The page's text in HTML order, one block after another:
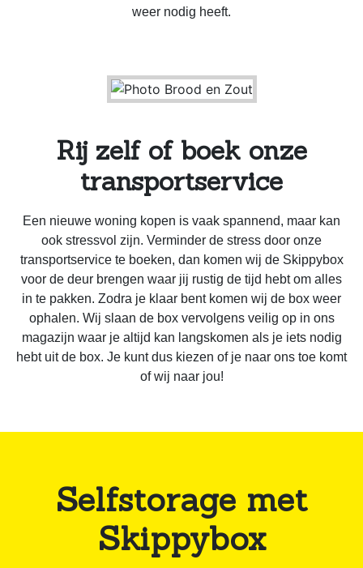
weer nodig heeft.
Rij zelf of boek onze
transportservice
Een nieuwe woning kopen is vaak spannend, maar kan
ook stressvol zijn. Verminder de stress door onze
transportservice te boeken, dan komen wij de Skippybox
voor de deur brengen waar jij rustig de tijd hebt om alles
in te pakken. Zodra je klaar bent komen wij de box weer
ophalen. Wij slaan de box vervolgens veilig op in ons
magazijn waar je altijd kan langskomen als je iets nodig
hebt uit de box. Je kunt dus kiezen of je naar ons toe komt
of wij naar jou!
Selfstorage met
Skippybox